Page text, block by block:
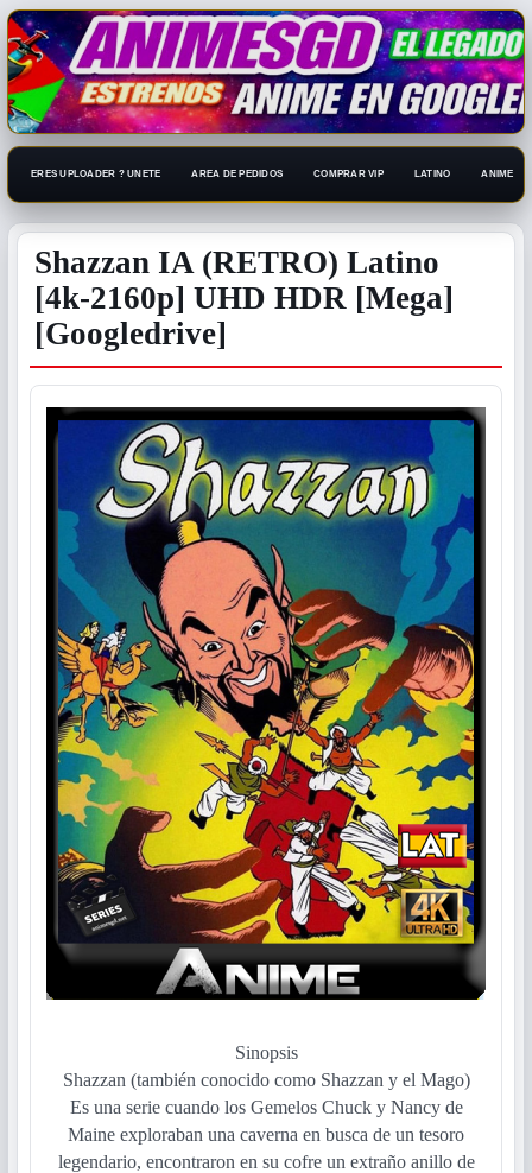
ERES UPLOADER ? UNETE AREA DE PEDIDOS COMPRAR VIP LATINO ANIME
Shazzan IA (RETRO) Latino
[4k-2160p] UHD HDR [Mega]
[Googledrive]
Sinopsis
Shazzan (también conocido como Shazzan y el Mago)
Es una serie cuando los Gemelos Chuck y Nancy de
Maine exploraban una caverna en busca de un tesoro
legendario, encontraron en su cofre un extraño anillo de